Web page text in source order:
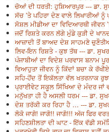
ਚੋਆਂ ਦੀ ਧਰਤੀ: ਹੁਸ਼ਿਆਰਪੁਰ --- ਡਾ.
ਸੱਚ ’ਤੇ ਪਹਿਰਾ ਦੇਣ ਵਾਲੇ ਲਿਖਾਰੀਆਂ ਨੂੰ
ਸੋਸ਼ਲ ਮੀਡੀਆ ਦਾ ਵਿਦਿਆਰਥੀ ਜੀਵਨ
ਜਦੋਂ ਰਿਸ਼ਤੇ ਕਰਨ ਲੱਗੇ ਮੁੰਡੇ ਕੁੜੀ ਦੇ
ਆਜ਼ਾਦੀ ਤੋਂ ਬਾਅਦ ਦੇਸ਼ ਸਾਹਮਣੇ
ਲਿਵ-ਇਨ ਰਿਸ਼ਤੇ - ਕੁਝ ਤੱਥ --- ਡਾ.
ਪੰਜਾਬੀਆਂ ਦਾ ਵਿਦੇਸ਼ ਪਰਵਾਸ ਬਨਾਮ
ਵਿਆਹੁਤਾ ਜੀਵਨ ਨੂੰ ਕਿੱਦਾਂ ਬਚਾ ਕੇ
ਸਹਿ-ਹੋਂਦ ਤੋਂ ਇਕੱਲਤਾ ਵੱਲ ਖਤਰਨਾਕ
ਪ੍ਰਾਈਵੇਟ ਸਕੂਲ ਸਿੱਖਿਆ ਦੇ ਮੰਦਰ ਜਾਂ
ਮਨੁੱਖਤਾ ਹੀ ਹੈ ਅਸਲੀ ਧਰਮ --- ਡਾ.
ਦੇਸ਼ ਤਰੱਕੀ ਕਰ ਰਿਹਾ ਹੈ … --- ਡਾ.
ਲੋਕੋ ਜਾਗੋ! ਜਾਗੋ!! ਜਾਗੋ!!! ਅੱਜ ਫਿਰ
ਸਹਿਣਸ਼ੀਲਤਾ ਦੀ ਘਾਟ - ਇੱਕ ਵੱਡੀ